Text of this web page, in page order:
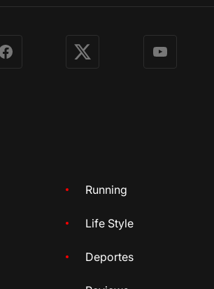
Facebook X YouTube
Running
Life Style
Deportes